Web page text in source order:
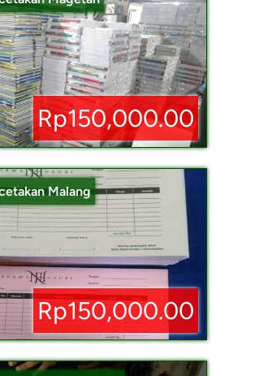
Rp150,000.00
Malang
Rp150,000.00